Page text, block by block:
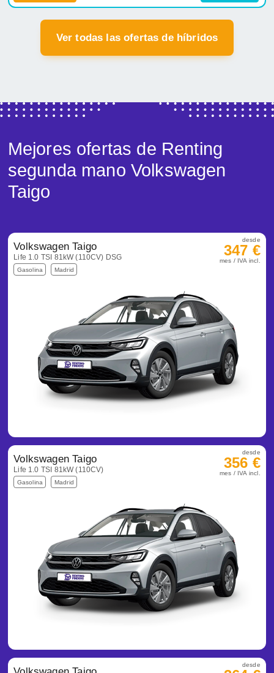
Ver todas las ofertas de híbridos
Mejores ofertas de Renting
segunda mano Volkswagen
Taigo
Volkswagen Taigo
Life 1.0 TSI 81kW (110CV) DSG
Gasolina Madrid
desde
347 €
mes / IVA incl.
Volkswagen Taigo
Life 1.0 TSI 81kW (110CV)
Gasolina Madrid
desde
356 €
mes / IVA incl.
desde